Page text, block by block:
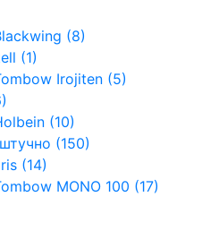
(8)
(1)
Irojiten (5)
(10)
(150)
(14)
MONO 100 (17)